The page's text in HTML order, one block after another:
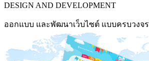
DESIGN AND DEVELOPMENT
ออกแบบ และพัฒนาเว็บไซต์ แบบครบวงจร